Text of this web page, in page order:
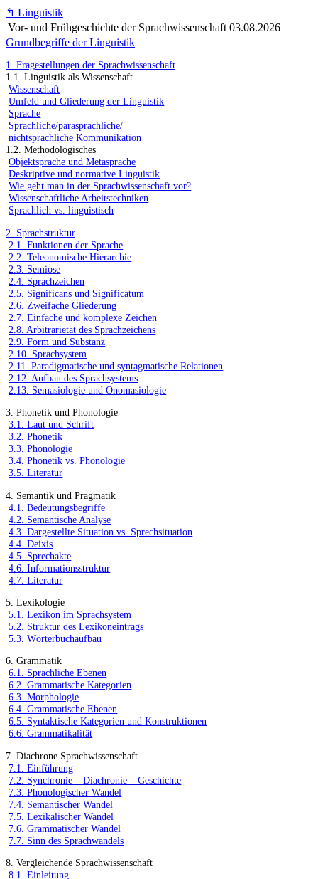
↰ Linguistik
Vor- und Frühgeschichte der Sprachwissenschaft 03.08.2026
Grundbegriffe der Linguistik
1. Fragestellungen der Sprachwissenschaft
1.1. Linguistik als Wissenschaft
Wissenschaft
Umfeld und Gliederung der Linguistik
Sprache
Sprachliche/parasprachliche/
nichtsprachliche Kommunikation
1.2. Methodologisches
Objektsprache und Metasprache
Deskriptive und normative Linguistik
Wie geht man in der Sprachwissenschaft vor?
Wissenschaftliche Arbeitstechniken
Sprachlich vs. linguistisch
2. Sprachstruktur
2.1. Funktionen der Sprache
2.2. Teleonomische Hierarchie
2.3. Semiose
2.4. Sprachzeichen
2.5. Significans und Significatum
2.6. Zweifache Gliederung
2.7. Einfache und komplexe Zeichen
2.8. Arbitrarietät des Sprachzeichens
2.9. Form und Substanz
2.10. Sprachsystem
2.11. Paradigmatische und syntagmatische Relationen
2.12. Aufbau des Sprachsystems
2.13. Semasiologie und Onomasiologie
3. Phonetik und Phonologie
3.1. Laut und Schrift
3.2. Phonetik
3.3. Phonologie
3.4. Phonetik vs. Phonologie
3.5. Literatur
4. Semantik und Pragmatik
4.1. Bedeutungsbegriffe
4.2. Semantische Analyse
4.3. Dargestellte Situation vs. Sprechsituation
4.4. Deixis
4.5. Sprechakte
4.6. Informationsstruktur
4.7. Literatur
5. Lexikologie
5.1. Lexikon im Sprachsystem
5.2. Struktur des Lexikoneintrags
5.3. Wörterbuchaufbau
6. Grammatik
6.1. Sprachliche Ebenen
6.2. Grammatische Kategorien
6.3. Morphologie
6.4. Grammatische Ebenen
6.5. Syntaktische Kategorien und Konstruktionen
6.6. Grammatikalität
7. Diachrone Sprachwissenschaft
7.1. Einführung
7.2. Synchronie – Diachronie – Geschichte
7.3. Phonologischer Wandel
7.4. Semantischer Wandel
7.5. Lexikalischer Wandel
7.6. Grammatischer Wandel
7.7. Sinn des Sprachwandels
8. Vergleichende Sprachwissenschaft
8.1. Einleitung